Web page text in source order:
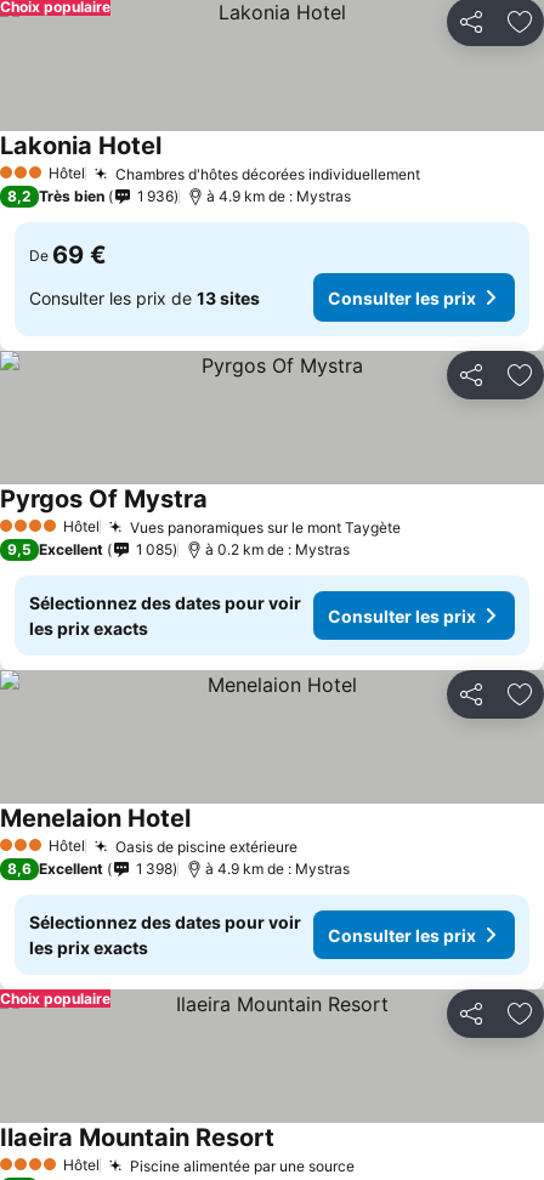
Partager
Choix populaire
3 ÉtoilesHôtel Chambres d'hôtes décorées individuellementConsulter
Lakonia HotelConsulter les prix
8,2 Très bien 1 936 à 4.9 km de : Mystras
De 69 €
Consulter les prix de 13 sites Consulter les prix
Partager
4 Étoiles Hôtel Vues panoramiques sur le mont TaygèteConsulter les
Pyrgos Of Mystra
9,5 Excellent 1 085 à 0.2 km de : Mystras
Sélectionnez des dates pour voir
les prix exacts
Consulter les prix
Partager
3 ÉtoilesHôtel Oasis de piscine extérieureConsulter les prix
Menelaion HotelConsulter les prix
8,6 Excellent 1 398 à 4.9 km de : Mystras
Sélectionnez des dates pour voir
les prix exacts
Consulter les prix
Partager
Choix populaire
4 Étoiles Hôtel Piscine alimentée par une sourceConsulter les prix
Ilaeira Mountain Resort